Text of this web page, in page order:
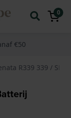
0
€50
R339 339 /